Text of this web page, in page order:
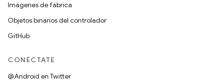
Imágenes de fábrica
Objetos binarios del controlador
GitHub
CONÉCTATE
@Android en Twitter